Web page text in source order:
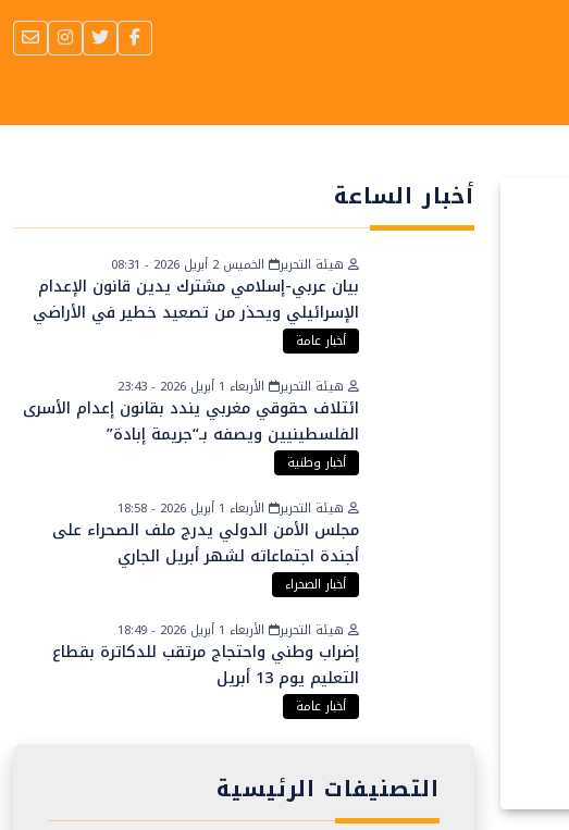
أخبار الساعة
هيئة التحرير الخميس 2 أبريل 2026 - 08:31
بيان عربي-إسلامي مشترك يدين قانون الإعدام
الإسرائيلي ويحذر من تصعيد خطير في الأراضي
الفلسطينية
أخبار عامة
هيئة التحرير
الأربعاء 1 أبريل 2026 - 23:43
ائتلاف حقوقي مغربي يندد بقانون إعدام الأسرى
الفلسطينيين ويصفه بـ“جريمة إبادة”
أخبار وطنية
هيئة التحرير
الأربعاء 1 أبريل 2026 - 18:58
مجلس الأمن الدولي يدرج ملف الصحراء على
أجندة اجتماعاته لشهر أبريل الجاري
أخبار الصحراء
هيئة التحرير
الأربعاء 1 أبريل 2026 - 18:49
إضراب وطني واحتجاج مرتقب للدكاترة بقطاع
التعليم يوم 13 أبريل
أخبار عامة
التصنيفات الرئيسية